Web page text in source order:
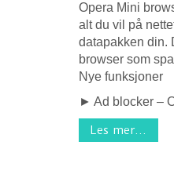
Opera Mini
alt du vil på
datapakken din.
browser som
Nye funksjoner
► Ad blocker –
Les mer...